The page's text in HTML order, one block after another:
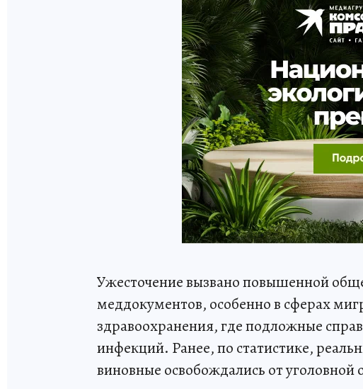
Ужесточение вызвано повышенной
меддокументов, особенно в сферах
здравоохранения, где подложные
инфекций. Ранее, по статистике,
виновные освобождались от уголовной